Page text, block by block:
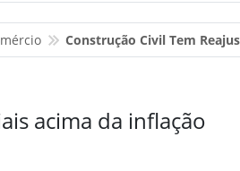
Construção Civil Tem
acima da inflação